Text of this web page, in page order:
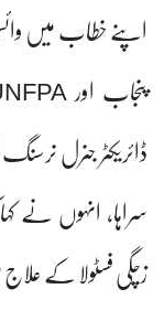
اپنے خطاب میں
ڈائریکٹر جنرل
سراہا، انہوں نے
زچگی فسٹولا کے